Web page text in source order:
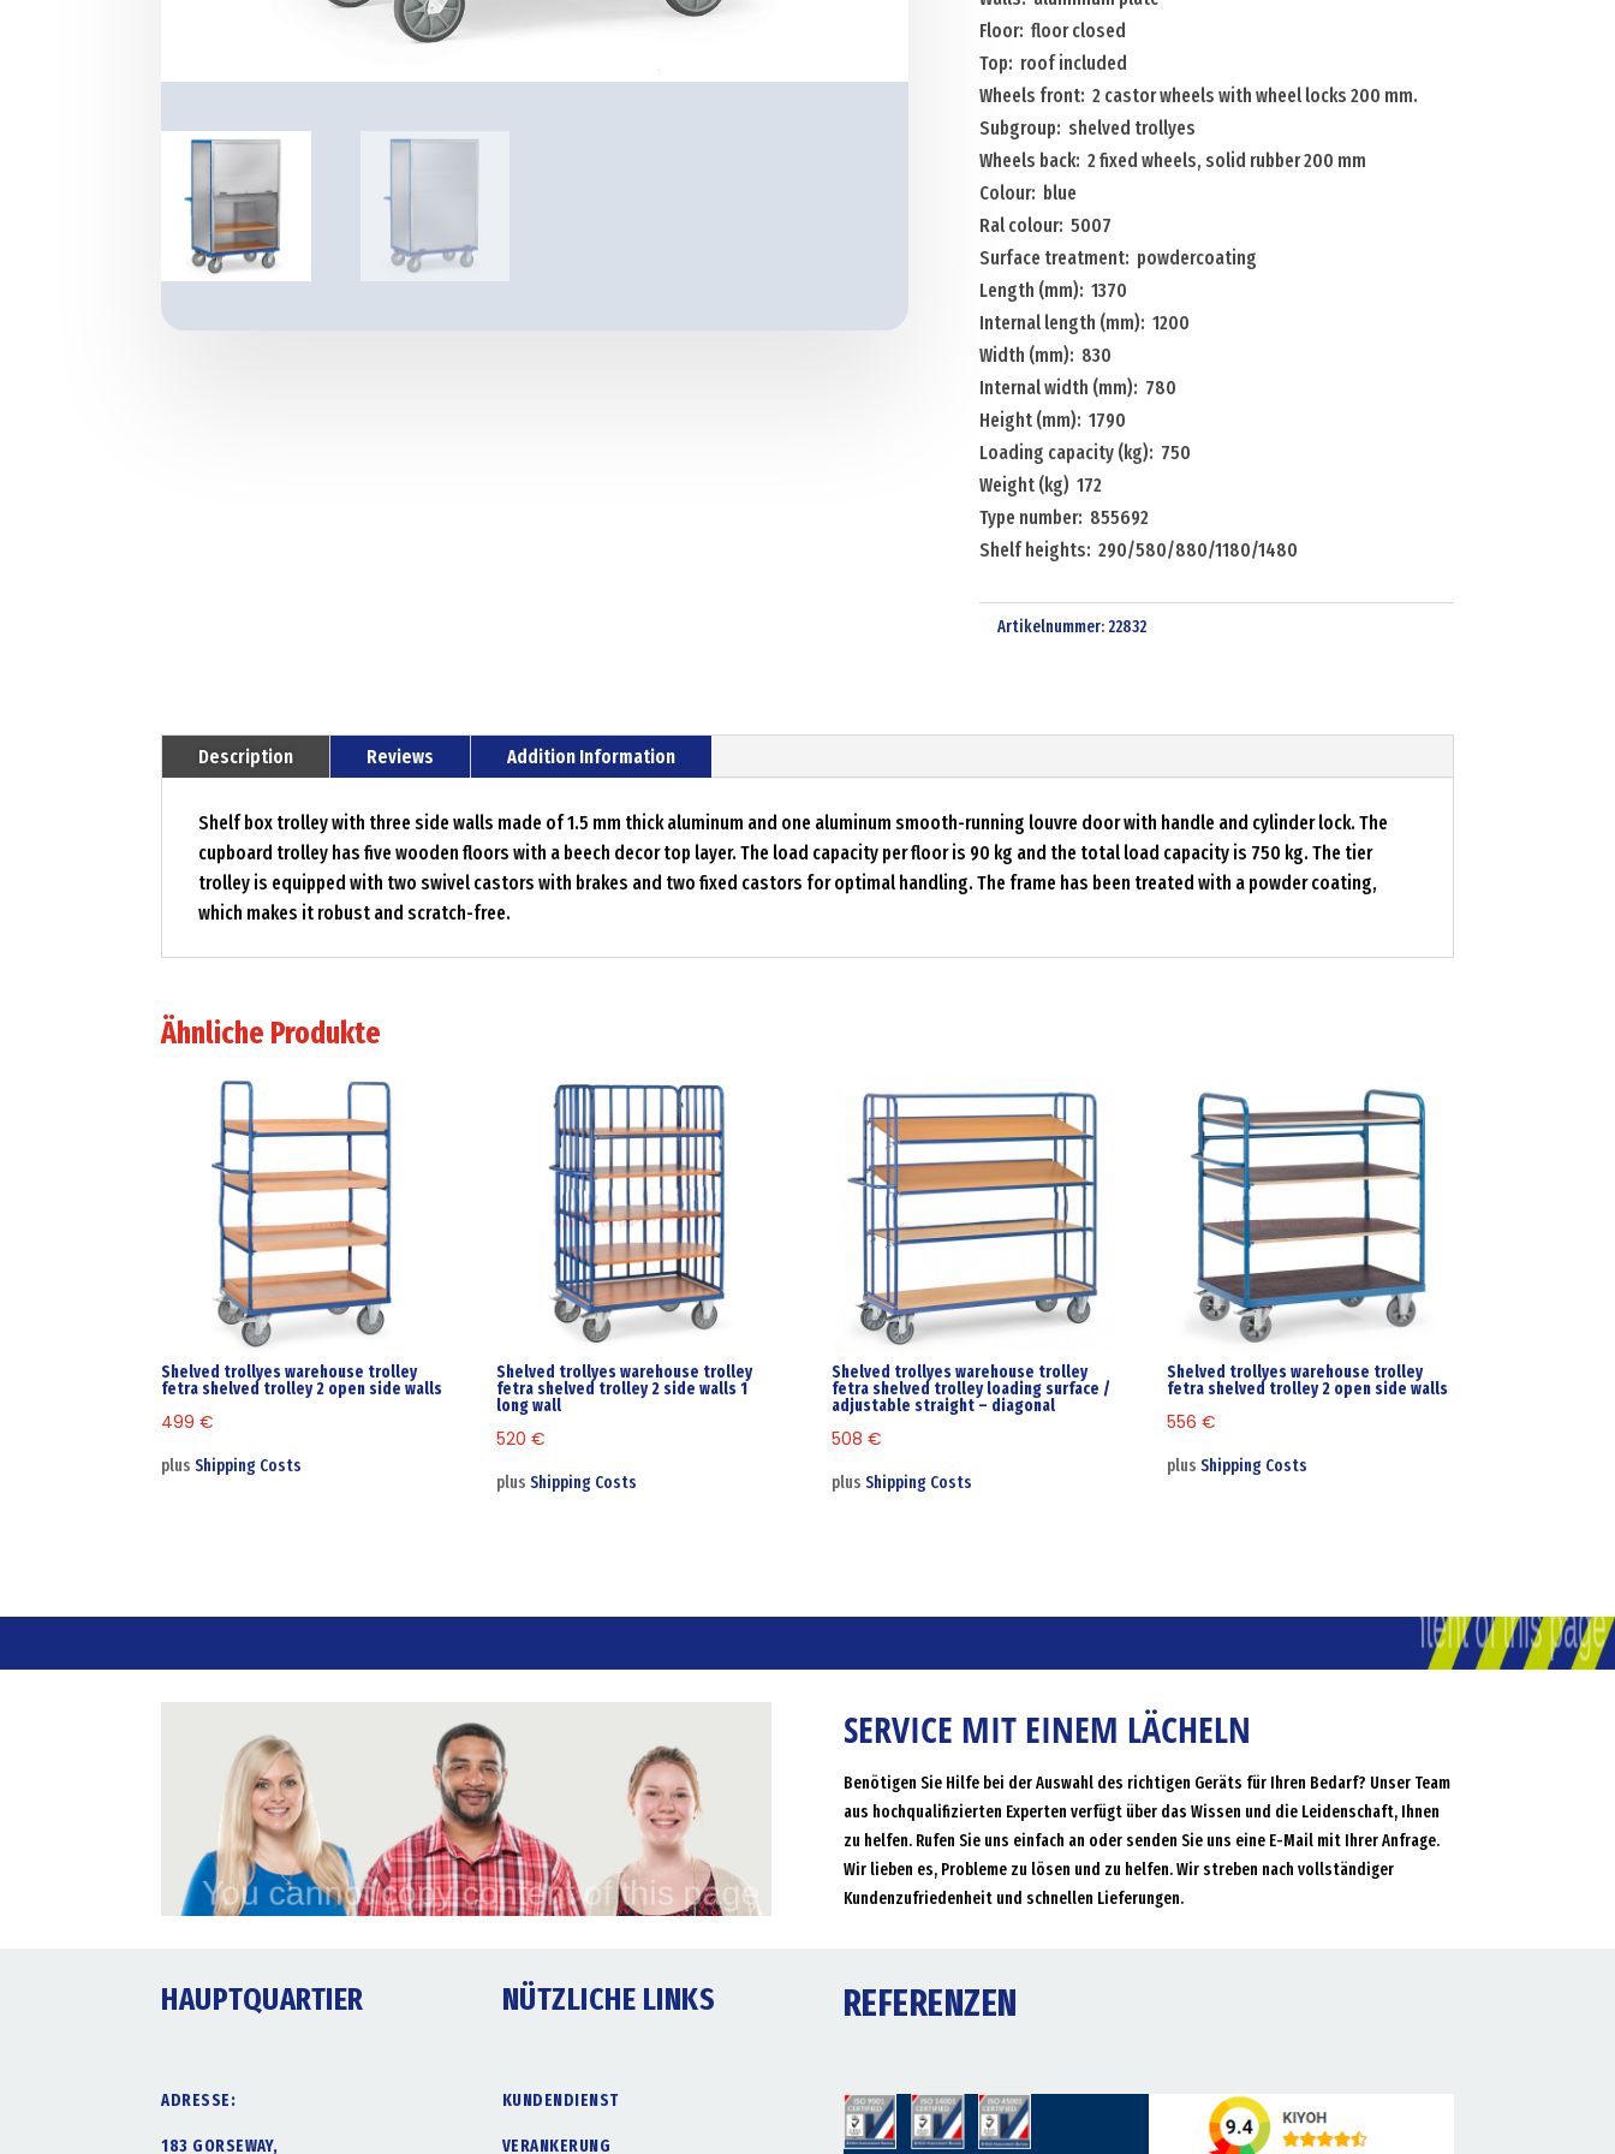
surface
Menge
Floor: floor closed
Top: roof included
Wheels front: 2 castor wheels with wheel locks 200 mm.
Subgroup: shelved trollyes
Wheels back: 2 fixed wheels, solid rubber 200 mm
Colour: blue
Ral colour: 5007
Surface treatment: powdercoating
Length (mm): 1370
Internal length (mm): 1200
Width (mm): 830
Internal width (mm): 780
Height (mm): 1790
Loading capacity (kg): 750
Weight (kg) 172
Type number: 855692
Shelf heights: 290/580/880/1180/1480
Artikelnummer: 22832
Description Reviews Addition Information
Shelf box trolley with three side walls made of 1.5 mm thick aluminum and one aluminum smooth-running louvre door with handle and cylinder lock. The
cupboard trolley has five wooden floors with a beech decor top layer. The load capacity per floor is 90 kg and the total load capacity is 750 kg. The tier
trolley is equipped with two swivel castors with brakes and two fixed castors for optimal handling. The frame has been treated with a powder coating,
which makes it robust and scratch-free.
Ähnliche Produkte
Shelved trollyes warehouse trolley
fetra shelved trolley 2 open side walls
499€
plusShipping Costs
Shelved trollyes warehouse trolley
fetra shelved trolley 2 side walls 1
long wall
520€
plusShipping Costs
Shelved trollyes warehouse trolley
fetra shelved trolley loading surface /
adjustable straight – diagonal
508€
plusShipping Costs
Shelved trollyes warehouse trolley
fetra shelved trolley 2 open side walls
556€
plusShipping Costs
SERVICE MIT EINEM LÄCHELN
Benötigen Sie Hilfe bei der Auswahl des richtigen Geräts für Ihren Bedarf? Unser Team
aus hochqualifizierten Experten verfügt über das Wissen und die Leidenschaft, Ihnen
zu helfen. Rufen Sie uns einfach an oder senden Sie uns eine E-Mail mit Ihrer Anfrage.
Wir lieben es, Probleme zu lösen und zu helfen. Wir streben nach vollständiger
Kundenzufriedenheit und schnellen Lieferungen.
HAUPTQUARTIER
ADRESSE:
183 GORSEWAY,
NÜTZLICHE LINKS
KUNDENDIENST
VERANKERUNG
REFERENZEN